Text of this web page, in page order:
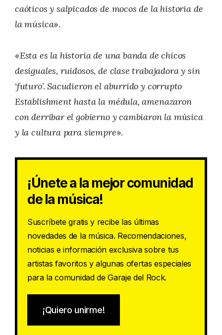
caóticos y salpicados de mocos de la historia de
la música».
«Esta es la historia de una banda de chicos
desiguales, ruidosos, de clase trabajadora y sin
‘futuro’. Sacudieron el aburrido y corrupto
Establishment hasta la médula, amenazaron
con derribar el gobierno y cambiaron la música
y la cultura para siempre».
¡Únete a la mejor comunidad
de la música!
Suscríbete gratis y recibe las últimas
novedades de la música. Recomendaciones,
noticias e información exclusiva sobre tus
artistas favoritos y algunas ofertas especiales
para la comunidad de Garaje del Rock.
¡Quiero unirme!